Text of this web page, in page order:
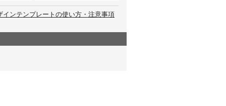
インテンプレートの使い方・注意事項